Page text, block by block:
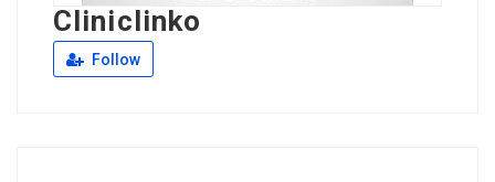
Cliniclinko
Follow